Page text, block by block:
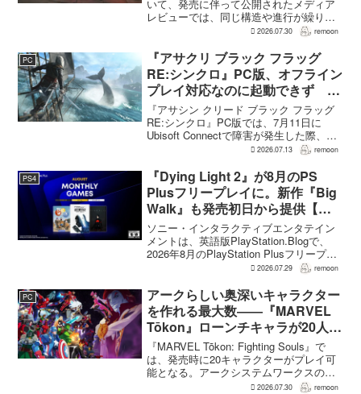
いて、発売に伴って公開されたメディア
レビューでは、同じ構造や進行が繰り返
されるとの評価が出ている。発売前の7月
は、ゲーム総合プロデューサーの二見鷹
介氏が...
2026.07.30 remoon
PC
『アサクリ ブラック フラッグ
RE:シンクロ』PC版、オフライン
プレイ対応なのに起動できず
Ubisoft Connect障害時に報告相
次ぐ
『アサシン クリード ブラック フラッグ
RE:シンクロ』PC版では、7月11日に
Ubisoft Connectで障害が発生した際、ゲ
ームを起動できないとの報告が相次い
きなかったという投稿もあり、影響は
全...
2026.07.13 remoon
PS4
『Dying Light 2』が8月のPS
Plusフリープレイに。新作『Big
Walk』も発売初日から提供【海
外発表】
ソニー・インタラクティブエンタテイン
メントは、英語版PlayStation.Blogで、
2026年8月のPlayStation Plusフリープレ
イとして『Dying Light 2 Stay Human:
2026.07.29 remoon
PC
アークらしい奥深いキャラクター
を作れる最大数――『MARVEL
Tōkon』ローンチキャラが20人に
なった理由
『MARVEL Tōkon: Fighting Souls』で
は、発売時に20キャラクターがプレイ可
能となる。アークシステムワークスの山
中丈嗣プロデューサーは、この人数につ
2026.07.30 remoon